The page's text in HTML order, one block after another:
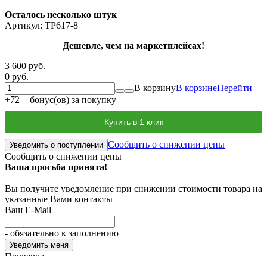
Осталось несколько штук
Артикул: TP617-8
Дешевле, чем на маркетплейсах!
3 600 руб.
0 руб.
В корзинуВ корзинеПерейти
+72 бонус(ов) за покупку
Купить в 1 клик
Уведомить о поступлении Сообщить о снижении цены
Сообщить о снижении цены
Ваша просьба принята!
Вы получите уведомление при снижении стоимости товара на
указанные Вами контакты
Ваш E-Mail
- обязательно к заполнению